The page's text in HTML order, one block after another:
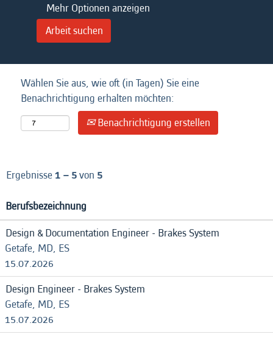
Mehr Optionen anzeigen
Wählen Sie aus, wie oft (in Tagen) Sie eine
Benachrichtigung erhalten möchten:
Benachrichtigung erstellen
Ergebnisse1 – 5von 5
Berufsbezeichnung
Design & Documentation Engineer - Brakes System
Getafe, MD, ES
15.07.2026
Design Engineer - Brakes System
Getafe, MD, ES
15.07.2026